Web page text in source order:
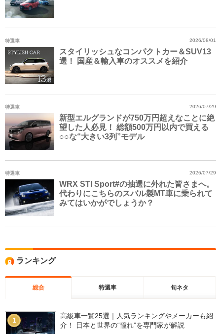
特選車
スタイリッシュなコンパクトカー＆SUV13
選！ 国産＆輸入車のオススメを紹介
2026/08/01
特選車
新型エルグランドが750万円超えなことに絶
望した人必見！ 総額500万円以内で買える
○○な“大きい3列”モデル
2026/07/29
特選車
WRX STI Sport#の抽選に外れた皆さまへ。
代わりにこちらのスバル製MT車に乗られて
みてはいかがでしょうか？
2026/07/29
ランキング
総合 特選車 旬ネタ
1
高級車一覧25選｜人気ランキングやメーカーも紹
介！ 日本と世界の“憧れ”を専門家が解説